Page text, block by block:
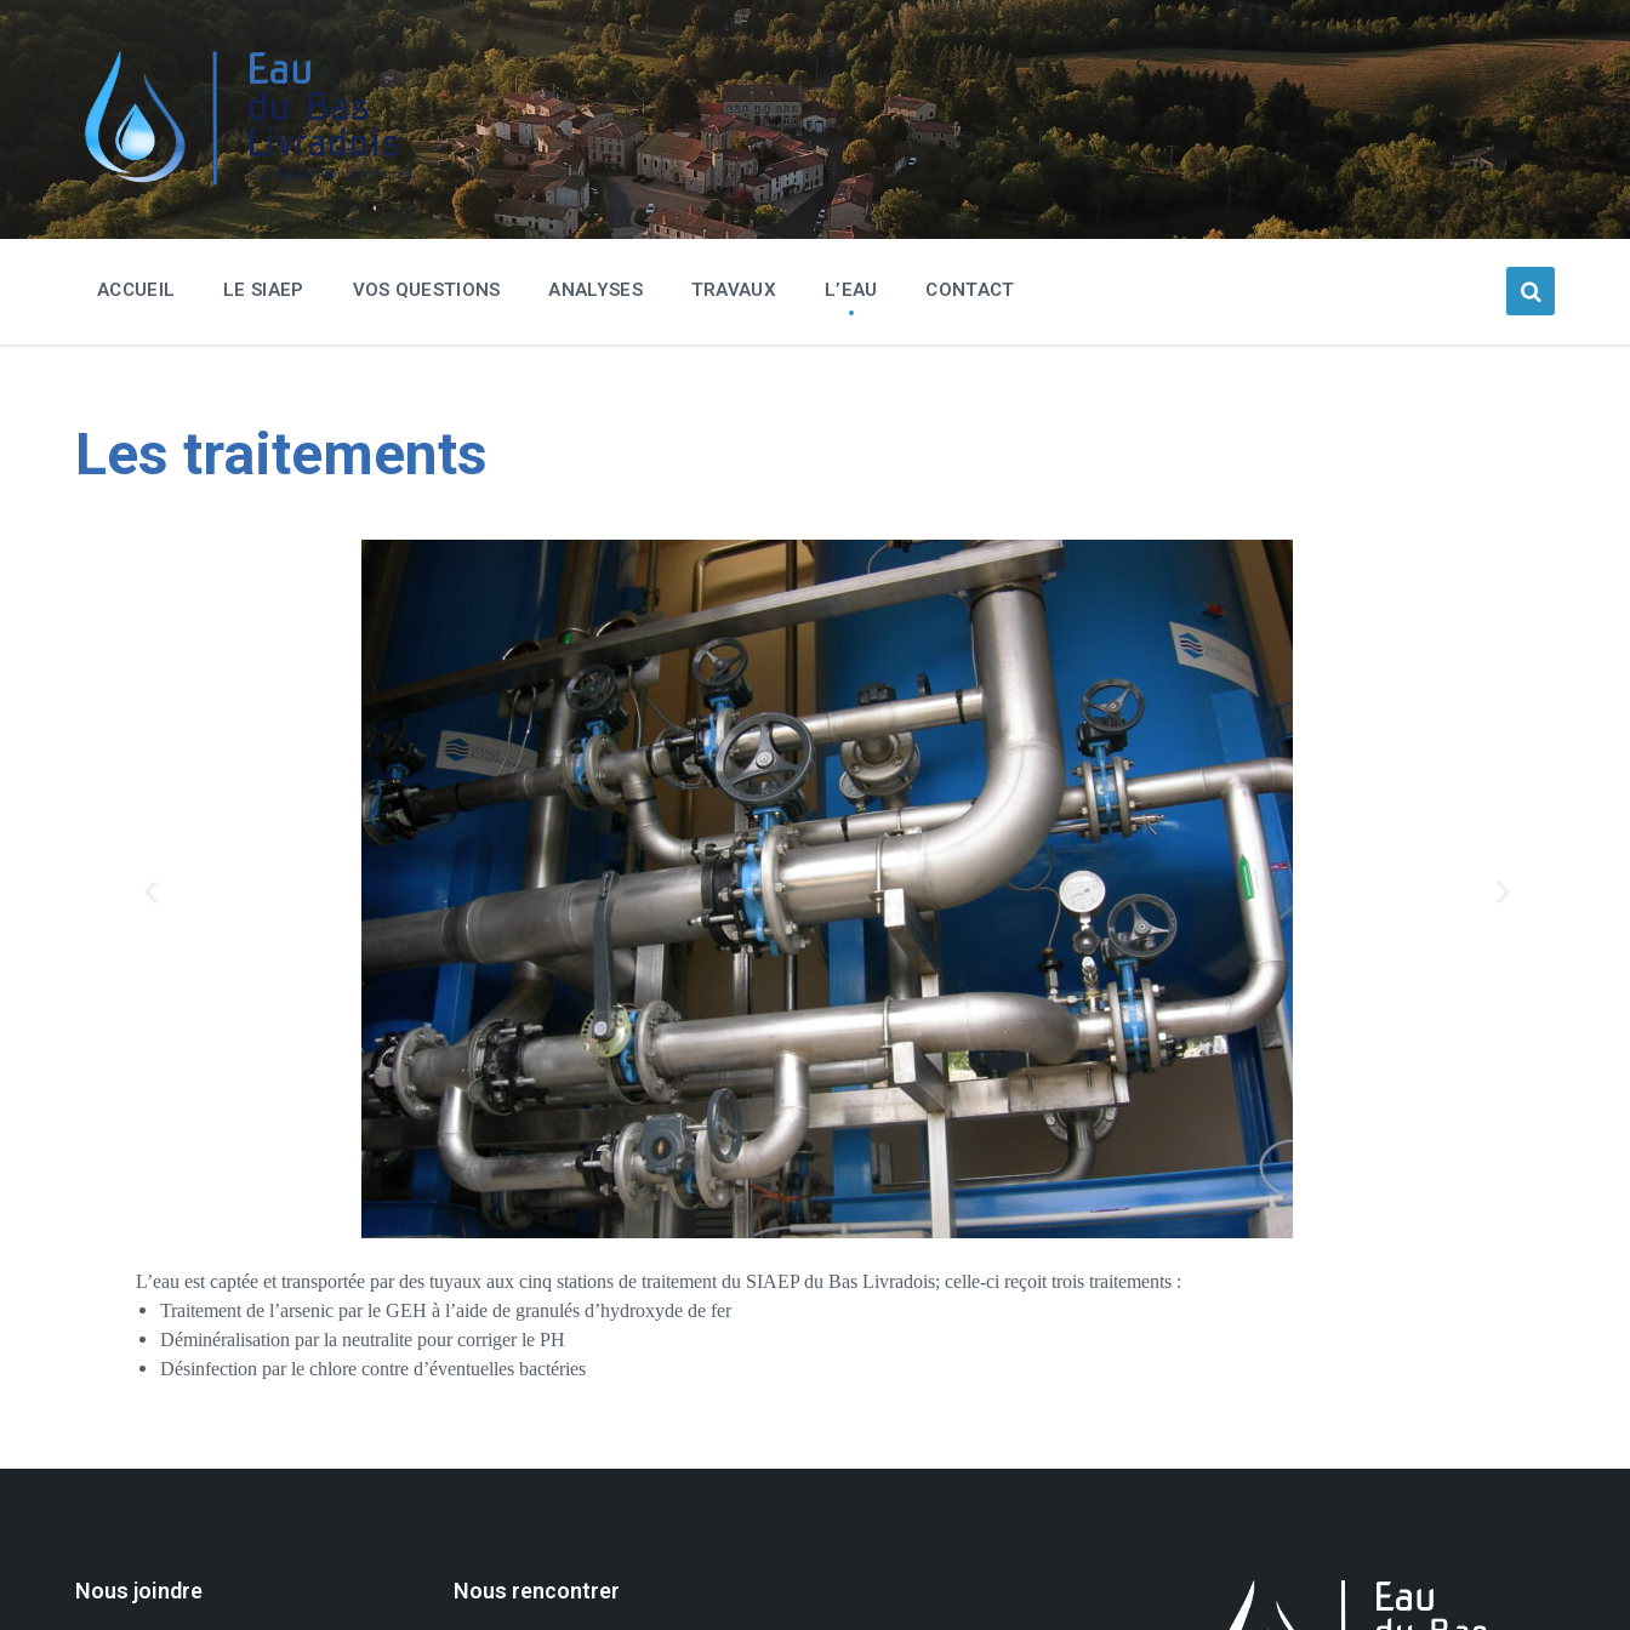
ACCUEIL LE SIAEP VOS QUESTIONS ANALYSES TRAVAUX L’EAU CONTACT
Les traitements
L’eau est captée et transportée par des tuyaux aux cinq stations de traitement du SIAEP du Bas Livradois; celle-ci reçoit trois traitements :
Traitement de l’arsenic par le GEH à l’aide de granulés d’hydroxyde de fer
Déminéralisation par la neutralite pour corriger le PH
Désinfection par le chlore contre d’éventuelles bactéries
Nous joindre Nous rencontrer